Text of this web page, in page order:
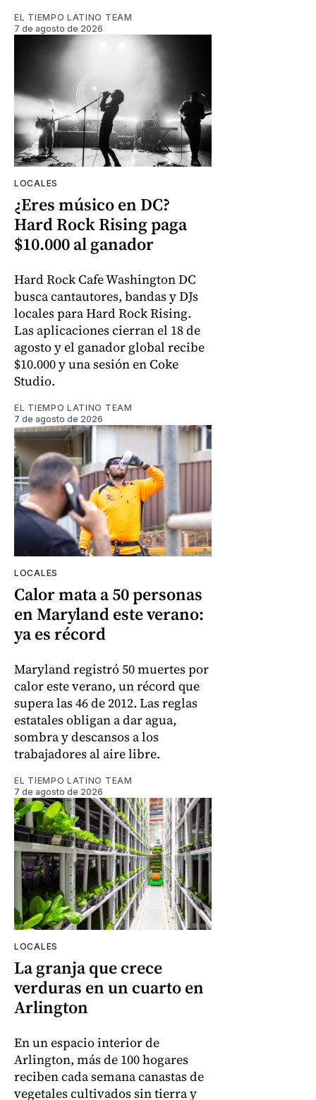
EL TIEMPO LATINO TEAM
7 de agosto de 2026
LOCALES
¿Eres músico en DC?
Hard Rock Rising paga
$10.000 al ganador
Hard Rock Cafe Washington DC
busca cantautores, bandas y DJs
locales para Hard Rock Rising.
Las aplicaciones cierran el 18 de
agosto y el ganador global recibe
$10.000 y una sesión en Coke
Studio.
EL TIEMPO LATINO TEAM
7 de agosto de 2026
LOCALES
Calor mata a 50 personas
en Maryland este verano:
ya es récord
Maryland registró 50 muertes por
calor este verano, un récord que
supera las 46 de 2012. Las reglas
estatales obligan a dar agua,
sombra y descansos a los
trabajadores al aire libre.
EL TIEMPO LATINO TEAM
7 de agosto de 2026
LOCALES
La granja que crece
verduras en un cuarto en
Arlington
En un espacio interior de
Arlington, más de 100 hogares
reciben cada semana canastas de
vegetales cultivados sin tierra y